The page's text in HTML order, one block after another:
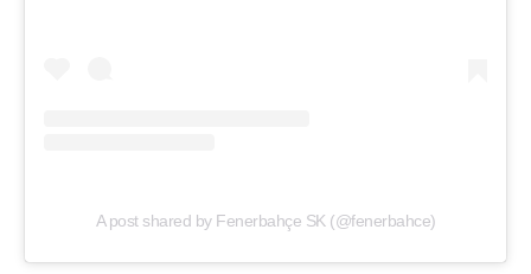
A post shared by Fenerbahçe SK (@fenerbahce)